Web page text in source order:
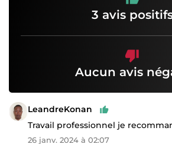
3 avis
Aucun avis
LeandreKonan
Travail professionnel je
26 janv. 2024 à 02:07